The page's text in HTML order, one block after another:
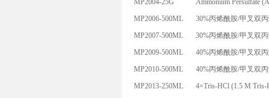
MP2004-25G
Ammonium Persulfate
MP2006-500ML
30%丙烯酰胺/甲叉双
MP2007-500ML
30%丙烯酰胺/甲叉双
MP2009-500ML
40%丙烯酰胺/甲叉双
MP2010-500ML
40%丙烯酰胺/甲叉双
MP2013-250ML
4×Tris-HCl (1.5 M Tris-